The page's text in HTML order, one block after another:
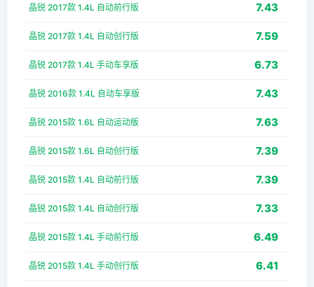
晶锐 2017款 1.4L 自动前行版 7.43
晶锐 2017款 1.4L 自动创行版 7.59
晶锐 2017款 1.4L 手动车享版 6.73
晶锐 2016款 1.4L 自动车享版 7.43
晶锐 2015款 1.6L 自动运动版 7.63
晶锐 2015款 1.6L 自动创行版 7.39
晶锐 2015款 1.4L 自动前行版 7.39
晶锐 2015款 1.4L 自动创行版 7.33
晶锐 2015款 1.4L 手动前行版 6.49
晶锐 2015款 1.4L 手动创行版 6.41